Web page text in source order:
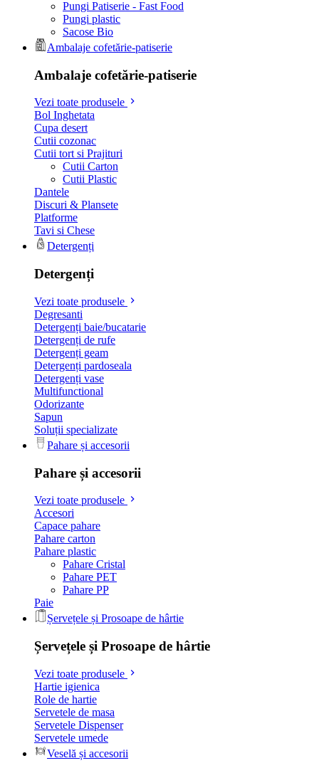
Pungi Patiserie - Fast Food
Pungi plastic
Sacose Bio
Ambalaje cofetărie-patiserie
Ambalaje cofetărie-patiserie
Vezi toate produsele
Bol Inghetata
Cupa desert
Cutii cozonac
Cutii tort si Prajituri
Cutii Carton
Cutii Plastic
Dantele
Discuri & Plansete
Platforme
Tavi si Chese
Detergenți
Detergenți
Vezi toate produsele
Degresanti
Detergenți baie/bucatarie
Detergenți de rufe
Detergenți geam
Detergenți pardoseala
Detergenți vase
Multifunctional
Odorizante
Sapun
Soluții specializate
Pahare și accesorii
Pahare și accesorii
Vezi toate produsele
Accesori
Capace pahare
Pahare carton
Pahare plastic
Pahare Cristal
Pahare PET
Pahare PP
Paie
Șervețele și Prosoape de hârtie
Șervețele și Prosoape de hârtie
Vezi toate produsele
Hartie igienica
Role de hartie
Servetele de masa
Servetele Dispenser
Servetele umede
Veselă și accesorii